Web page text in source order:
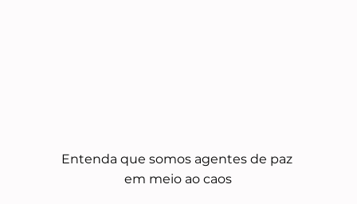
Entenda que somos agentes de paz
em meio ao caos